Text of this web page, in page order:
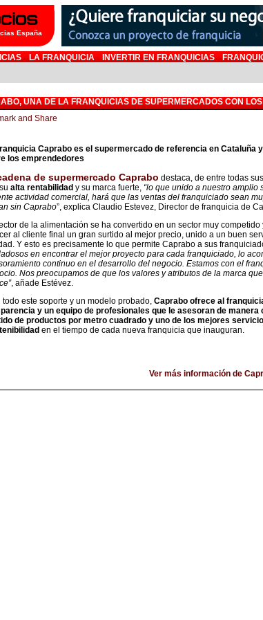
España
LA FRANQUICIA INVERTIR EN FRANQUICIAS
UNA DE LA FRANQUICIAS DE SUPERMERCADOS CON
Caprabo es el supermercado de referencia en Cataluña
los emprendedores
de supermercado Caprabo destaca, de entre todas
alta rentabilidad y su marca fuerte, “lo que unido a nuestro amplio
actividad comercial, hará que las ventas del franquiciado sean
sin Caprabo”, explica Claudio Estevez, Director de franquicia de
de la alimentación se ha convertido en un sector muy
al cliente final un gran surtido al mejor precio, unido a un buen
Y esto es precisamente lo que permite Caprabo a sus
en encontrar el mejor proyecto para cada franquiciado, lo
continuo en el desarrollo del negocio. Estamos con el
Nos preocupamos de que los valores y atributos de la marca
, añade Estévez.
todo este soporte y un modelo probado, Caprabo ofrece al
y un equipo de profesionales que le asesoran de manera
de productos por metro cuadrado y uno de los mejores
en el tiempo de cada nueva franquicia que inauguran.
Ver más información de